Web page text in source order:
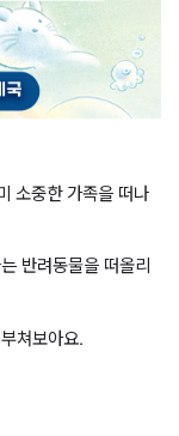
소중한 가족을 떠나
반려동물을 떠올리
쳐보아요.